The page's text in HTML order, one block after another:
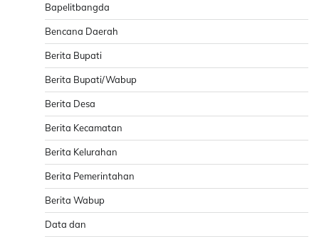
Bapelitbangda
Bencana Daerah
Berita Bupati
Berita Bupati/Wabup
Berita Desa
Berita Kecamatan
Berita Kelurahan
Berita Pemerintahan
Berita Wabup
Data dan